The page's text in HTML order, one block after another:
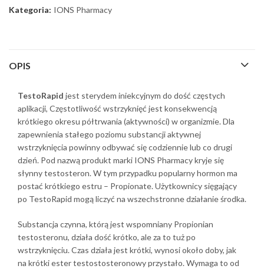
Kategoria: IONS Pharmacy
OPIS
TestoRapid jest sterydem iniekcyjnym do dość częstych
aplikacji, Częstotliwość wstrzyknięć jest konsekwencją
krótkiego okresu półtrwania (aktywności) w organizmie. Dla
zapewnienia stałego poziomu substancji aktywnej
wstrzyknięcia powinny odbywać się codziennie lub co drugi
dzień. Pod nazwą produkt marki IONS Pharmacy kryje się
słynny testosteron. W tym przypadku popularny hormon ma
postać krótkiego estru – Propionate. Użytkownicy sięgający
po TestoRapid mogą liczyć na wszechstronne działanie środka.
Substancja czynna, którą jest wspomniany Propionian
testosteronu, działa dość krótko, ale za to tuż po
wstrzyknięciu. Czas działa jest krótki, wynosi około doby, jak
na krótki ester testostosteronowy przystało. Wymaga to od